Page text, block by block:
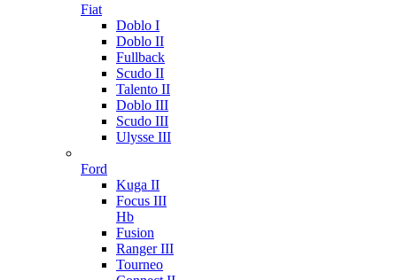
Fiat
Doblo I
Doblo II
Fullback
Scudo II
Talento II
Doblo III
Scudo III
Ulysse III
Ford
Kuga II
Focus III
Hb
Fusion
Ranger III
Tourneo